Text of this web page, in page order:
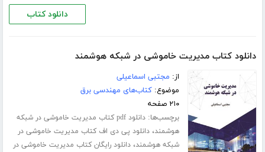
دانلود کتاب
دانلود کتاب مدیریت خاموشی در شبکه هوشمند
از: مجتبی اسماعیلی
موضوع:کتاب‌های مهندسی برق
۲۱۰ صفحه
برچسب‌ها:
دانلود pdf کتاب مدیریت خاموشی در شبکه
هوشمند،دانلود پی دی اف کتاب مدیریت خاموشی در
شبکه هوشمند،دانلود رایگان کتاب مدیریت خاموشی در